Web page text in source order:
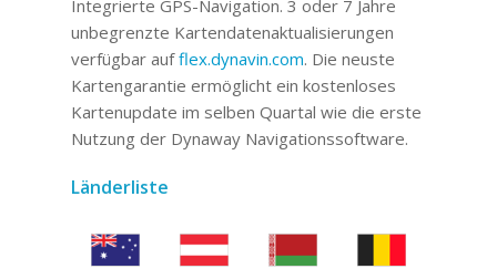
Integrierte GPS-Navigation. 3 oder 7 Jahre
unbegrenzte Kartendatenaktualisierungen
verfügbar aufflex.dynavin.com. Die neuste
Kartengarantie ermöglicht ein kostenloses
Kartenupdate im selben Quartal wie die erste
Nutzung der Dynaway Navigationssoftware.
Länderliste